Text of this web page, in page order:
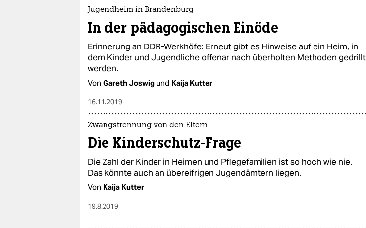
Jugendheim in Brandenburg
In der pädagogischen Einöde
Erinnerung an DDR-Werkhöfe: Erneut gibt es Hinweise auf ein Heim, in
dem Kinder und Jugendliche offenar nach überholten Methoden gedrillt
werden.
Von Gareth Joswig und Kaija Kutter
16.11.2019
Zwangstrennung von den Eltern
Die Kinderschutz-Frage
Die Zahl der Kinder in Heimen und Pflegefamilien ist so hoch wie nie.
Das könnte auch an übereifrigen Jugendämtern liegen.
Von Kaija Kutter
19.8.2019